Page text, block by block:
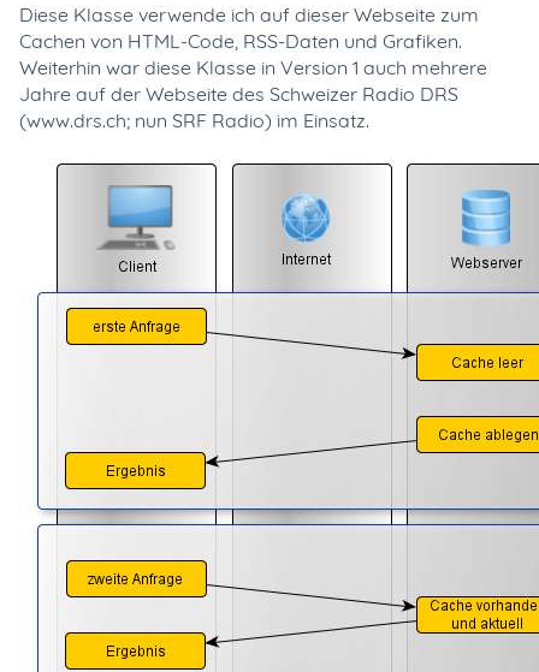
Diese Klasse verwende ich auf dieser Webseite zum
Cachen von HTML-Code, RSS-Daten und Grafiken.
Weiterhin war diese Klasse in Version 1 auch mehrere
Jahre auf der Webseite des Schweizer Radio DRS
(www.drs.ch; nun SRF Radio) im Einsatz.